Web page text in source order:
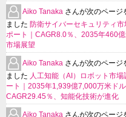
Aiko Tanaka さんが次のページ
ました 防衛サイバーセキュリティ
ポート｜CAGR8.0％、2035年460
市場展望
Aiko Tanaka さんが次のページ
ました 人工知能（AI）ロボット市場
ート｜2035年1,939億7,000万米ド
CAGR29.45％、知能化技術が進化
Aiko Tanaka さんが次のページ